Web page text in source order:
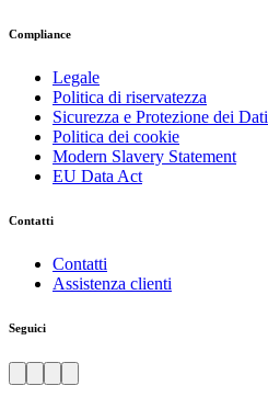
Compliance
Legale
Politica di riservatezza
Sicurezza e Protezione dei Dati
Politica dei cookie
Modern Slavery Statement
EU Data Act
Contatti
Contatti
Assistenza clienti
Seguici